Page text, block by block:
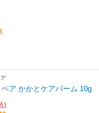
ア かかとケアバーム 10g
)